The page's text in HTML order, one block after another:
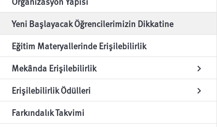
Yeni Başlayacak Öğrencilerimizin Dikkatine
Eğitim Materyallerinde Erişilebilirlik
Mekânda Erişilebilirlik
chevron_right
Erişilebilirlik Ödülleri chevron_right
Farkındalık Takvimi